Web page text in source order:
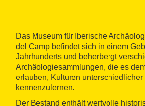
Das Museum für Iberische
del Camp befindet sich in einem
Jahrhunderts und beherbergt
Archäologiesammlungen, die es
erlauben, Kulturen unterschiedlicher
kennenzulernen.
Der Bestand enthält wertvolle